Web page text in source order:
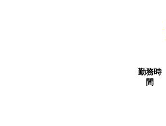
勤務時
間